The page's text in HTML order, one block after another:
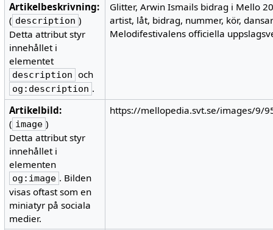
Artikelbeskrivning:
( description )
Detta attribut styr
innehållet i
elementet
description och
og:description .
Glitter, Arwin Ismails bidrag i Mello
artist, låt, bidrag, nummer, kör,
Melodifestivalens officiella
Artikelbild:
( image )
Detta attribut styr
innehållet i
elementen
og:image . Bilden
visas oftast som en
miniatyr på sociala
medier.
https://mellopedia.svt.se/images/9/